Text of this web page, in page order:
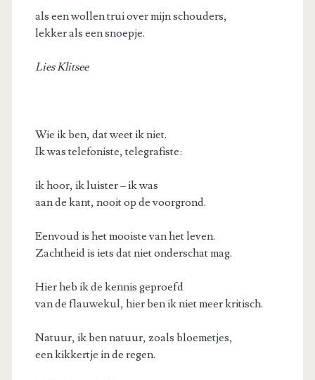
als een wollen trui over mijn schouders,
lekker als een snoepje.
Lies Klitsee
Wie ik ben, dat weet ik niet.
Ik was telefoniste, telegrafiste:
ik hoor, ik luister – ik was
aan de kant, nooit op de voorgrond.
Eenvoud is het mooiste van het leven.
Zachtheid is iets dat niet onderschat mag.
Hier heb ik de kennis geproefd
van de flauwekul, hier ben ik niet meer kritisch.
Natuur, ik ben natuur, zoals bloemetjes,
een kikkertje in de regen.